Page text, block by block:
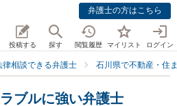
弁護士の方はこちら
投稿する 探す 閲覧履歴 マイリスト ログイン
律相談できる弁護士 石川県で不動産・住
ブルに強い弁護士